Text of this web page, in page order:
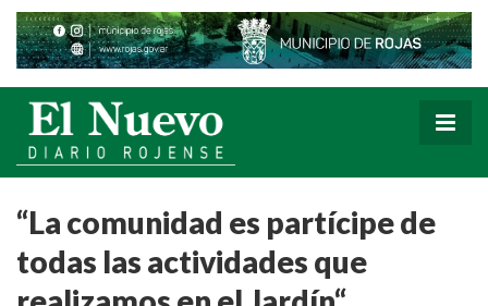
“La comunidad es partícipe de
todas las actividades que